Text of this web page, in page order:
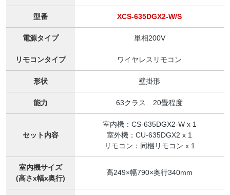
型番 XCS-635DGX2-W/S
電源タイプ 単相200V
リモコンタイプ ワイヤレスリモコン
形状 壁掛形
能力 63クラス 20畳程度
セット内容
室内機：CS-635DGX2-W x 1
室外機：CU-635DGX2 x 1
リモコン：同梱リモコン x 1
室内機サイズ
(高さx幅x奥行)
高249×幅790×奥行340mm